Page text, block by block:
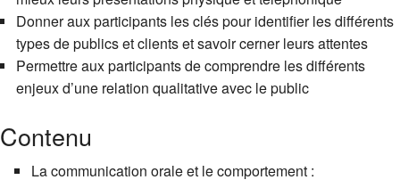
Donner aux participants les clés pour identifier les différents
types de publics et clients et savoir cerner leurs attentes
Permettre aux participants de comprendre les différents
enjeux d’une relation qualitative avec le public
Contenu
La communication orale et le comportement :